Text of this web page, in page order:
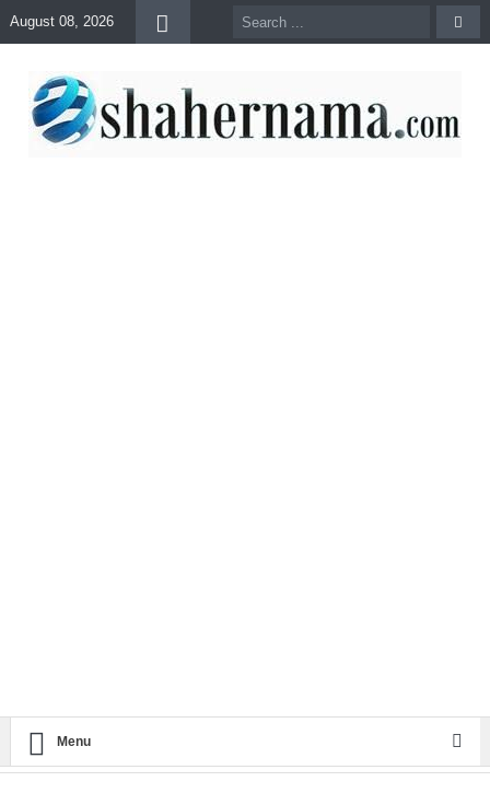
August 08, 2026
Menu